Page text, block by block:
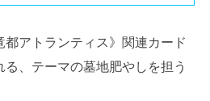
アトランティス》関連カード
、テーマの墓地肥やしを担う